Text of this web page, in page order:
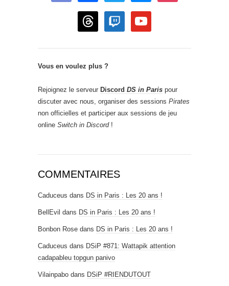
threads twitch youtube
Vous en voulez plus ?
Rejoignez le serveur Discord DS in Paris pour
discuter avec nous, organiser des sessions Pirates
non officielles et participer aux sessions de jeu
online Switch in Discord!
COMMENTAIRES
Caduceus dans DS in Paris : Les 20 ans !
BellEvil dans DS in Paris : Les 20 ans !
Bonbon Rose dans DS in Paris : Les 20 ans !
Caduceus dans DSiP #871: Wattapik attention
cadapableu topgun panivo
Vilainpabo dans DSiP #RIENDUTOUT